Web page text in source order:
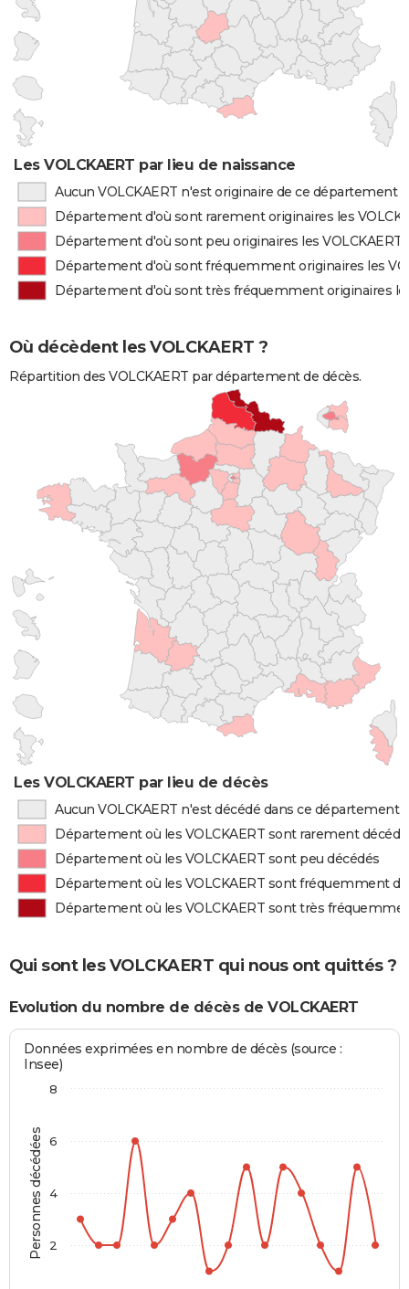
Les VOLCKAERT par lieu de naissance
Aucun VOLCKAERT n'est originaire de ce département
Département d'où sont rarement originaires les
Département d'où sont peu originaires les VOLCKAERT
Département d'où sont fréquemment originaires les
Département d'où sont très fréquemment originaires
Où décèdent les VOLCKAERT ?
Répartition des VOLCKAERT par département de décès.
Les VOLCKAERT par lieu de décès
Aucun VOLCKAERT n'est décédé dans ce département
Département où les VOLCKAERT sont rarement
Département où les VOLCKAERT sont peu décédés
Département où les VOLCKAERT sont fréquemment
Département où les VOLCKAERT sont très
Qui sont les VOLCKAERT qui nous ont quittés ?
Evolution du nombre de décès de VOLCKAERT
Personnes décédées
Données exprimées en nombre de décès (source :
Insee)
2
4
6
8